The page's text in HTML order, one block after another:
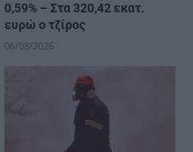
0,59% – Στα 320,42 εκατ.
ευρώ ο τζίρος
06/08/2026